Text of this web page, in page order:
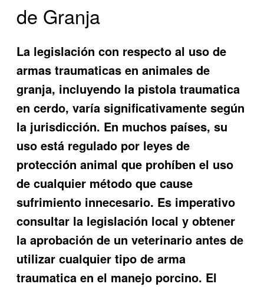
de Granja
La legislación con respecto al uso de
armas traumaticas en animales de
granja, incluyendo la pistola traumatica
en cerdo, varía significativamente según
la jurisdicción. En muchos países, su
uso está regulado por leyes de
protección animal que prohíben el uso
de cualquier método que cause
sufrimiento innecesario. Es imperativo
consultar la legislación local y obtener
la aprobación de un veterinario antes de
utilizar cualquier tipo de arma
traumatica en el manejo porcino. El